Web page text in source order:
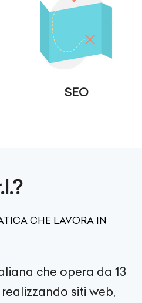
SEO
CHE LAVORA IN
che opera da 13
siti web,